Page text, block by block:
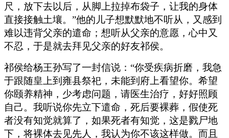
尺，放下去以后，从脚上拉掉布袋子，让我的身体
直接接触土壤。”他的儿子想默默地不听从，又感到
难以违背父亲的遣命；想听从父亲的意愿，心中又
不忍，于是就去拜见父亲的好友祁侯。
祁侯给杨王孙写了一封信说：“你受疾病折磨，我急
于跟随皇上到雍县祭祀，未能到府上看望你。希望
你颐养精神，少考虑问题，请医生治疗，好好照顾
自己。我听说你先立下遣命，死后要裸葬，假使死
者没有知觉就算了，如果死者有知觉，这是戮尸地
下，将裸体去见先人，我认为你不该这样做。而且